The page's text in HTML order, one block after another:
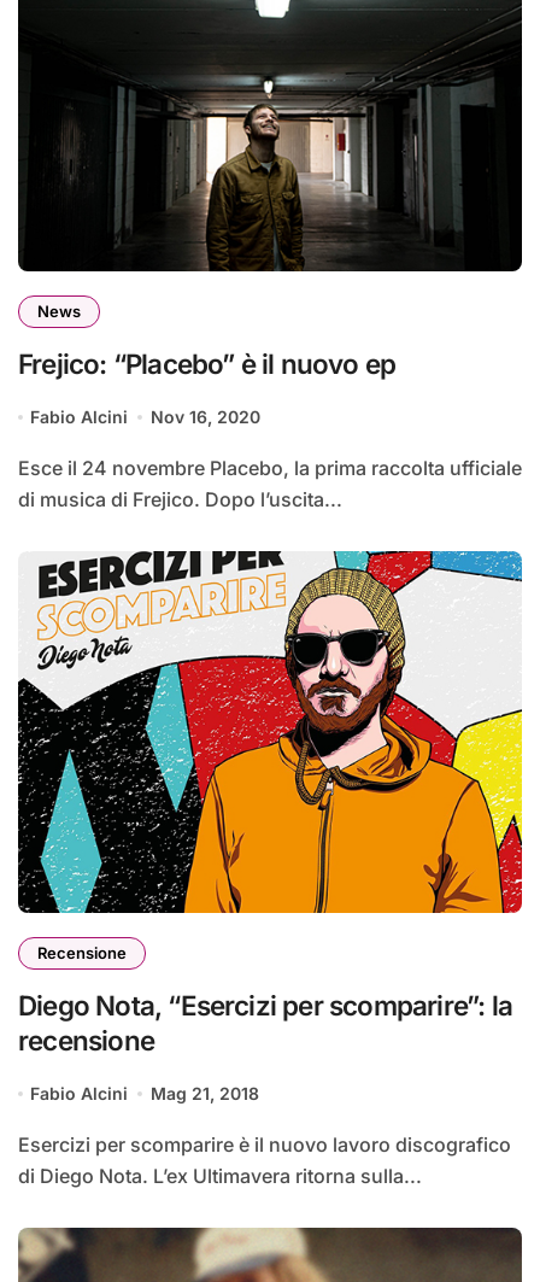
News
Frejico: “Placebo” è il nuovo ep
Fabio Alcini Nov 16, 2020
Esce il 24 novembre Placebo, la prima raccolta ufficiale
di musica di Frejico. Dopo l’uscita...
Recensione
Diego Nota, “Esercizi per scomparire”: la
recensione
Fabio Alcini Mag 21, 2018
Esercizi per scomparire è il nuovo lavoro discografico
di Diego Nota. L’ex Ultimavera ritorna sulla...